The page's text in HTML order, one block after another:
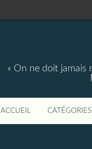
« On ne doit jamais
ACCUEIL CATÉGORIES